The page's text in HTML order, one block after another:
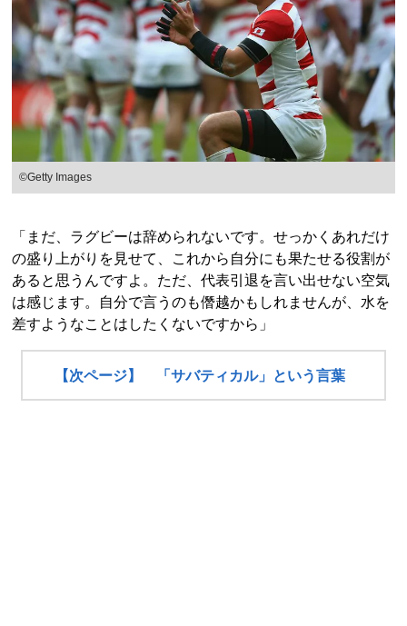
©️Getty Images
「まだ、ラグビーは辞められないです。せっかくあれだけ
の盛り上がりを見せて、これから自分にも果たせる役割が
あると思うんですよ。ただ、代表引退を言い出せない空気
は感じます。自分で言うのも僭越かもしれませんが、水を
差すようなことはしたくないですから」
【次ページ】 「サバティカル」という言葉